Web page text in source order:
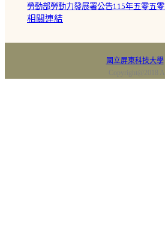
勞動部勞動力發展署公告115年五零五
相關連結
國立屏東科技大學